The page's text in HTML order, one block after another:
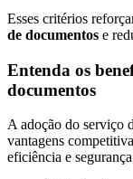
Blog
Contato
Trabalhe
Conosco
Esses critérios
de documentos e
Entenda os
documentos
A adoção do serviço
vantagens
eficiência e